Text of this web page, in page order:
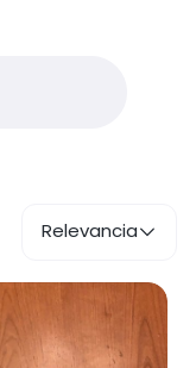
Relevancia